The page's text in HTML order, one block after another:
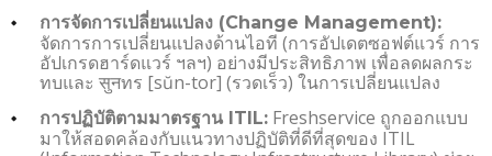
การจัดการเปลี่ยนแปลง (Change Management):
จัดการการเปลี่ยนแปลงด้านไอที (การอัปเดตซอฟต์แวร์ การ
อัปเกรดฮาร์ดแวร์ ฯลฯ) อย่างมีประสิทธิภาพ เพื่อลดผลกระ
ทบและ सुनทร [sŭn-tor] (รวดเร็ว) ในการเปลี่ยนแปลง
การปฏิบัติตามมาตรฐาน ITIL: Freshservice ถูกออกแบบ
มาให้สอดคล้องกับแนวทางปฏิบัติที่ดีที่สุดของ ITIL